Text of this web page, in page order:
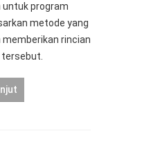
untuk program
metode yang
rincian
tersebut.